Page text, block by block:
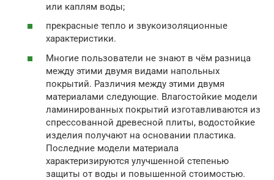
или каплям воды;
прекрасные тепло и звукоизоляционные
характеристики.
Многие пользователи не знают в чём разница
между этими двумя видами напольных
покрытий. Различия между этими двумя
материалами следующие. Влагостойкие модели
ламинированных покрытий изготавливаются из
спрессованной древесной плиты, водостойкие
изделия получают на основании пластика.
Последние модели материала
характеризируются улучшенной степенью
защиты от воды и повышенной стоимостью.